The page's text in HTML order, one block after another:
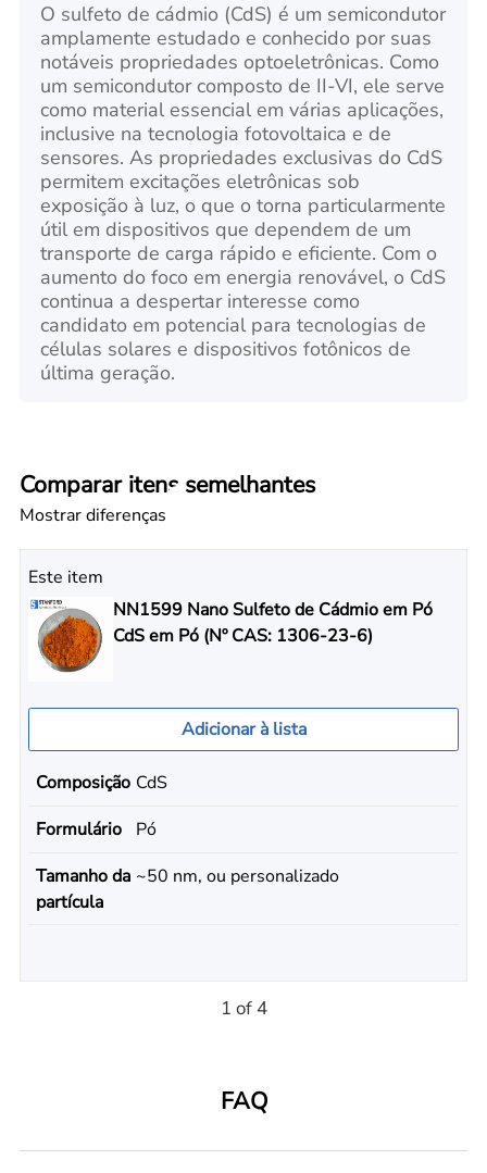
O sulfeto de cádmio (CdS) é um semicondutor
amplamente estudado e conhecido por suas
notáveis propriedades optoeletrônicas. Como
um semicondutor composto de II-VI, ele serve
como material essencial em várias aplicações,
inclusive na tecnologia fotovoltaica e de
sensores. As propriedades exclusivas do CdS
permitem excitações eletrônicas sob
exposição à luz, o que o torna particularmente
útil em dispositivos que dependem de um
transporte de carga rápido e eficiente. Com o
aumento do foco em energia renovável, o CdS
continua a despertar interesse como
candidato em potencial para tecnologias de
células solares e dispositivos fotônicos de
última geração.
Comparar itens semelhantes
Mostrar diferenças
Este item
NN1599 Nano Sulfeto de Cádmio em Pó
CdS em Pó (Nº CAS: 1306-23-6)
Adicionar à lista
Composição CdS
Formulário
Pó
Tamanho da
partícula
~50 nm, ou personalizado
1 of 4
FAQ